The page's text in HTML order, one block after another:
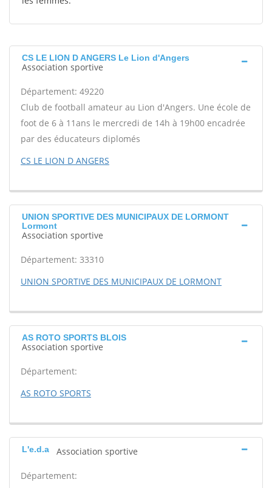
CS LE LION D ANGERS Le Lion d'Angers
Association sportive
Département: 49220
Club de football amateur au Lion d'Angers. Une école de
foot de 6 à 11ans le mercredi de 14h à 19h00 encadrée
par des éducateurs diplomés
CS LE LION D ANGERS
UNION SPORTIVE DES MUNICIPAUX DE LORMONT
Lormont
Association sportive
Département: 33310
UNION SPORTIVE DES MUNICIPAUX DE LORMONT
AS ROTO SPORTS BLOIS
Association sportive
Département:
AS ROTO SPORTS
L'e.d.a Association sportive
Département: